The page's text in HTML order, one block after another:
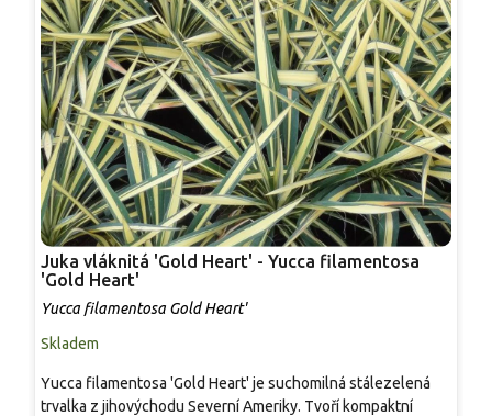
Juka vláknitá 'Gold Heart' - Yucca filamentosa
'Gold Heart'
Yucca filamentosa Gold Heart'
Skladem
Yucca filamentosa 'Gold Heart' je suchomilná stálezelená
trvalka z jihovýchodu Severní Ameriky. Tvoří kompaktní